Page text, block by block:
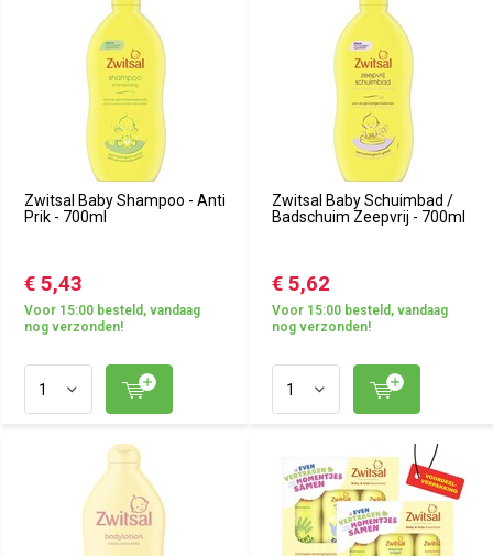
Zwitsal Baby Shampoo - Anti
Prik - 700ml
€ 5,43
Voor 15:00 besteld, vandaag
nog verzonden!
Zwitsal Baby Schuimbad /
Badschuim Zeepvrij - 700ml
€ 5,62
Voor 15:00 besteld, vandaag
nog verzonden!